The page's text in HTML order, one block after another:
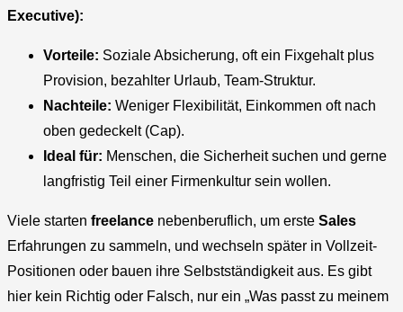
Executive):
Vorteile: Soziale Absicherung, oft ein Fixgehalt plus
Provision, bezahlter Urlaub, Team-Struktur.
Nachteile: Weniger Flexibilität, Einkommen oft nach
oben gedeckelt (Cap).
Ideal für: Menschen, die Sicherheit suchen und gerne
langfristig Teil einer Firmenkultur sein wollen.
Viele starten freelance nebenberuflich, um erste Sales
Erfahrungen zu sammeln, und wechseln später in Vollzeit-
Positionen oder bauen ihre Selbstständigkeit aus. Es gibt
hier kein Richtig oder Falsch, nur ein „Was passt zu meinem